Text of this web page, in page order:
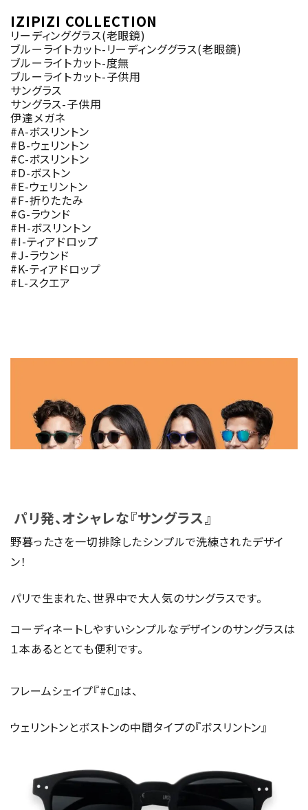
IZIPIZI COLLECTION
リーディンググラス(老眼鏡)
ブルーライトカット-リーディンググラス(老眼鏡)
ブルーライトカット-度無
ブルーライトカット-子供用
サングラス
サングラス-子供用
伊達メガネ
#A-ボスリントン
#B-ウェリントン
#C-ボスリントン
#D-ボストン
#E-ウェリントン
#F-折りたたみ
#G-ラウンド
#H-ボスリントン
#I-ティアドロップ
#J-ラウンド
#K-ティアドロップ
#L-スクエア
パリ発、オシャレな『サングラス』
野暮ったさを一切排除したシンプルで洗練されたデザイ
ン！
パリで生まれた、世界中で大人気のサングラスです。
コーディネートしやすいシンプルなデザインのサングラスは
１本あるととても便利です。
フレームシェイプ『#C』は、
ウェリントンとボストンの中間タイプの『ボスリントン』